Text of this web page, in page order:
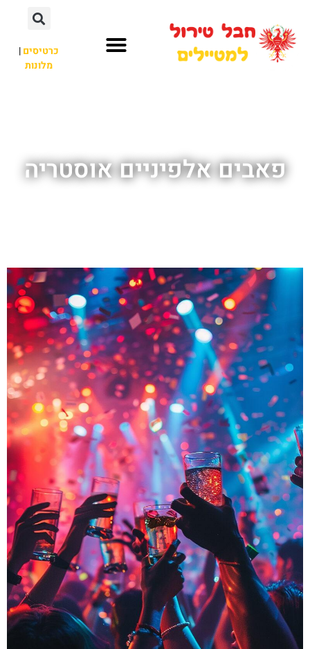
כרטיסים|
מלונות
פאבים אלפיניים אוסטריה